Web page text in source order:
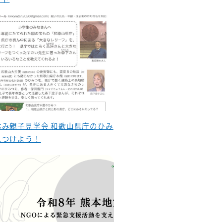
親子見学会 和歌山県庁のひみ
けよう！